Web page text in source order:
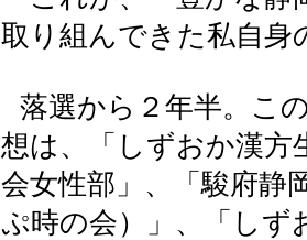
取り組んできた私自身
落選から２年半。こ
想は、「しずおか漢方
会女性部」、「駿府静
ぷ時の会）」、「しず